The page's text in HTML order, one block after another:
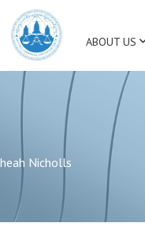
ABOUT US
Nicholls